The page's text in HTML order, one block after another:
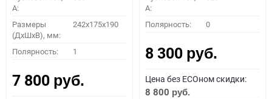
A:
Размеры
(ДхШхВ), мм:
242x175x190
Полярность: 1
7 800 руб.
A:
Полярность: 0
8 300 руб.
Цена без ECOном скидки:
8 800 руб.